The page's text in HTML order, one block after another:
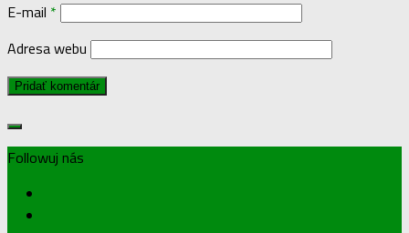
E-mail *
Adresa webu
Followuj nás